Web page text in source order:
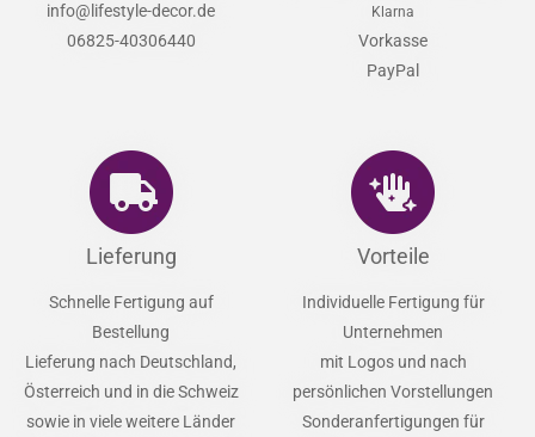
info@lifestyle-decor.de
06825-40306440
Klarna
Vorkasse
PayPal
Lieferung
Schnelle Fertigung auf
Bestellung
Lieferung nach Deutschland,
Österreich und in die Schweiz
sowie in viele weitere Länder
Vorteile
Individuelle Fertigung für
Unternehmen
mit Logos und nach
persönlichen Vorstellungen
Sonderanfertigungen für